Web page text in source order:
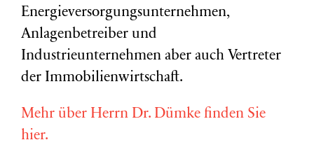
Energieversorgungsunternehmen,
Anlagenbetreiber und
Industrieunternehmen aber auch Vertreter
der Immobilienwirtschaft.
Mehr über Herrn Dr. Dümke finden Sie
hier.